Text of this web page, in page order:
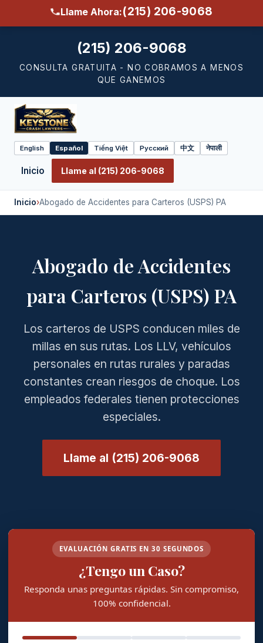
Llame Ahora:(215) 206-9068
(215) 206-9068
CONSULTA GRATUITA - NO COBRAMOS A MENOS
QUE GANEMOS
Select
language
English Español Tiếng Việt Русский 中文 नेपाली
Inicio Llame al (215) 206-9068
Inicio›Abogado de Accidentes para Carteros (USPS) PA
Abogado de Accidentes
para Carteros (USPS) PA
Los carteros de USPS conducen miles de
millas en sus rutas. Los LLV, vehículos
personales en rutas rurales y paradas
constantes crean riesgos de choque. Los
empleados federales tienen protecciones
especiales.
Llame al (215) 206-9068
EVALUACIÓN GRATIS EN 30 SEGUNDOS
¿Tengo un Caso?
Responda unas preguntas rápidas. Sin compromiso,
100% confidencial.